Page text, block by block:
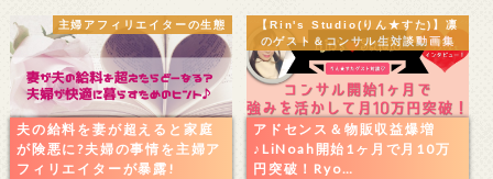
主婦アフィリエイターの生態
夫の給料を妻が超えると家庭
が険悪に?夫婦の事情を主婦ア
フィリエイターが暴露!
【Rin's Studio(りん★すた)】凛
のゲスト＆コンサル生対談動画集
アドセンス＆物販収益爆増
♪LiNoah開始1ヶ月で月10万
円突破！Ryo…